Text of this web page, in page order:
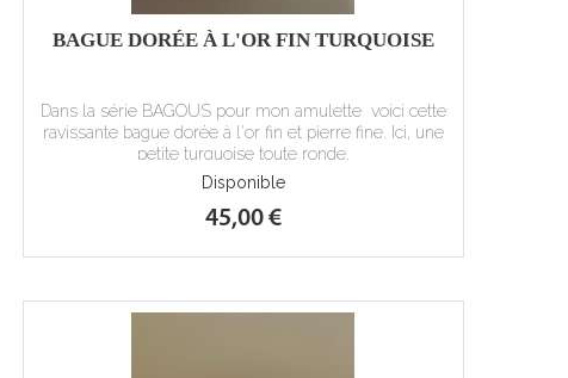
BAGUE DORÉE À L'OR FIN TURQUOISE
Dans la série BAGOUS pour mon amulette voici cette
ravissante bague dorée à l'or fin et pierre fine. Ici, une
petite turquoise toute ronde.
Disponible
45,00 €